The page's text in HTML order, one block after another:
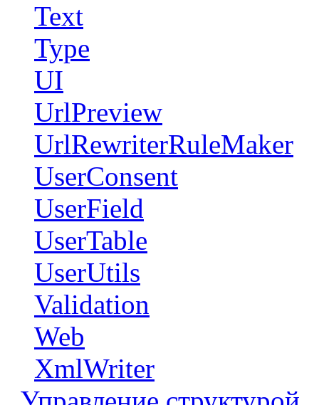
Text
Type
UI
UrlPreview
UrlRewriterRuleMaker
UserConsent
UserField
UserTable
UserUtils
Validation
Web
XmlWriter